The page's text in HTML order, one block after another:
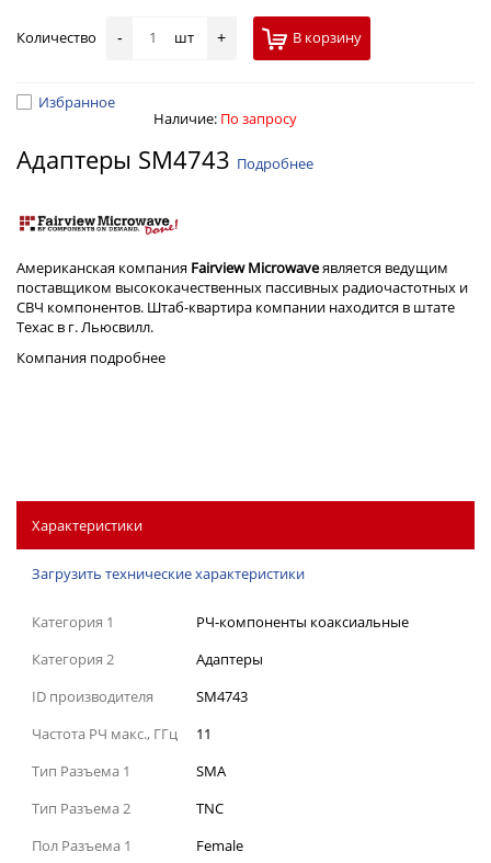
Количество - шт + В корзину
Избранное
Наличие: По запросу
Адаптеры SM4743 Подробнее
Американская компания Fairview Microwaveявляется ведущим
поставщиком высококачественных пассивных радиочастотных и
СВЧ компонентов. Штаб-квартира компании находится в штате
Техас в г. Льюсвилл.
Компания подробнее
Характеристики
Загрузить технические характеристики
Категория 1
РЧ-компоненты коаксиальные
Категория 2
Адаптеры
ID производителя
SM4743
Частота РЧ макс., ГГц
11
Тип Разъема 1
SMA
Тип Разъема 2
TNC
Пол Разъема 1
Female